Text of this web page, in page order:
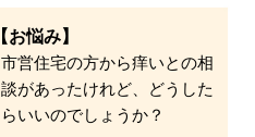
【お悩み】
市営住宅の方から痒いとの相
談があったけれど、どうした
らいいのでしょうか？